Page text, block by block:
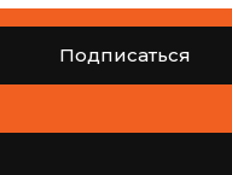
Подписаться